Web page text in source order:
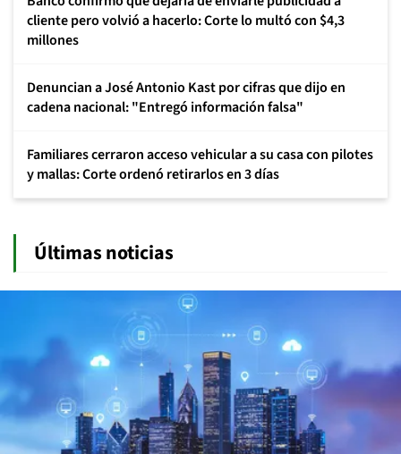
cliente pero volvió a hacerlo: Corte lo multó con $4,3
millones
Denuncian a José Antonio Kast por cifras que dijo en
cadena nacional: "Entregó información falsa"
Familiares cerraron acceso vehicular a su casa con pilotes
y mallas: Corte ordenó retirarlos en 3 días
Últimas noticias